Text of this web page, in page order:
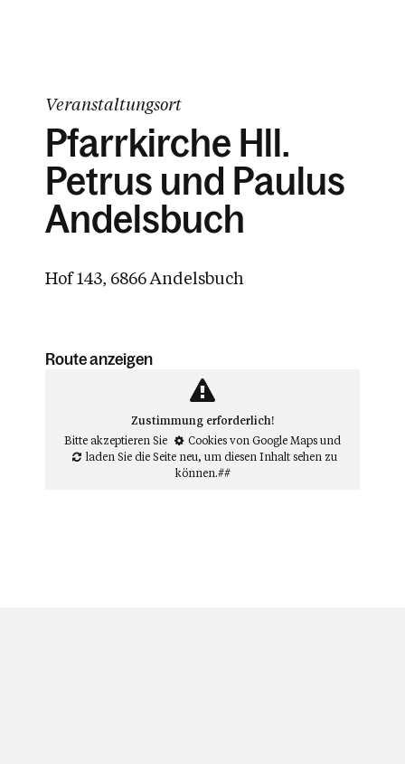
Veranstaltungsort
Pfarrkirche Hll.
Petrus und Paulus
Andelsbuch
Hof 143, 6866 Andelsbuch
Route anzeigen
Zustimmung erforderlich!
Bitte akzeptieren Sie
Cookies von Google Mapsund
laden Sie die Seite neu, um diesen Inhalt sehen zu
können.##